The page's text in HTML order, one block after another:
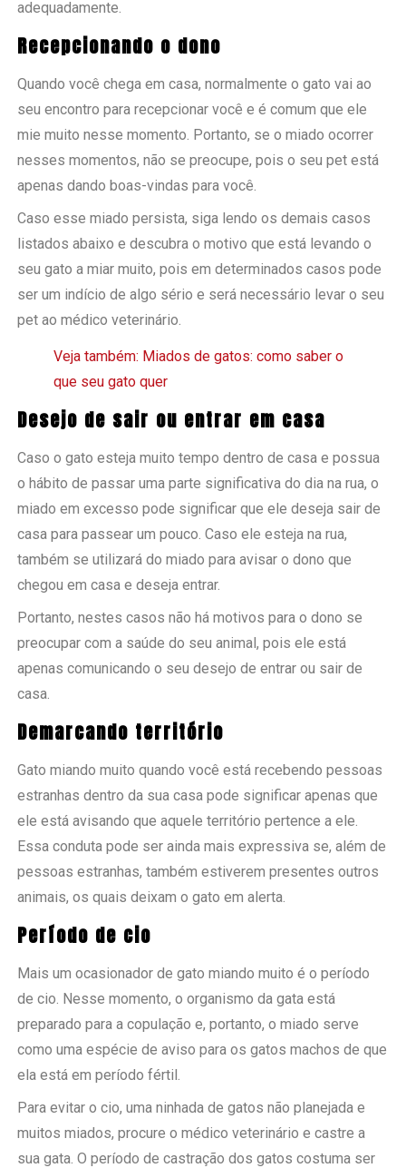
adequadamente.
Recepcionando o dono
Quando você chega em casa, normalmente o gato vai ao
seu encontro para recepcionar você e é comum que ele
mie muito nesse momento. Portanto, se o miado ocorrer
nesses momentos, não se preocupe, pois o seu pet está
apenas dando boas-vindas para você.
Caso esse miado persista, siga lendo os demais casos
listados abaixo e descubra o motivo que está levando o
seu gato a miar muito, pois em determinados casos pode
ser um indício de algo sério e será necessário levar o seu
pet ao médico veterinário.
Veja também: Miados de gatos: como saber o
que seu gato quer
Desejo de sair ou entrar em casa
Caso o gato esteja muito tempo dentro de casa e possua
o hábito de passar uma parte significativa do dia na rua, o
miado em excesso pode significar que ele deseja sair de
casa para passear um pouco. Caso ele esteja na rua,
também se utilizará do miado para avisar o dono que
chegou em casa e deseja entrar.
Portanto, nestes casos não há motivos para o dono se
preocupar com a saúde do seu animal, pois ele está
apenas comunicando o seu desejo de entrar ou sair de
casa.
Demarcando território
Gato miando muito quando você está recebendo pessoas
estranhas dentro da sua casa pode significar apenas que
ele está avisando que aquele território pertence a ele.
Essa conduta pode ser ainda mais expressiva se, além de
pessoas estranhas, também estiverem presentes outros
animais, os quais deixam o gato em alerta.
Período de cio
Mais um ocasionador de gato miando muito é o período
de cio. Nesse momento, o organismo da gata está
preparado para a copulação e, portanto, o miado serve
como uma espécie de aviso para os gatos machos de que
ela está em período fértil.
Para evitar o cio, uma ninhada de gatos não planejada e
muitos miados, procure o médico veterinário e castre a
sua gata. O período de castração dos gatos costuma ser